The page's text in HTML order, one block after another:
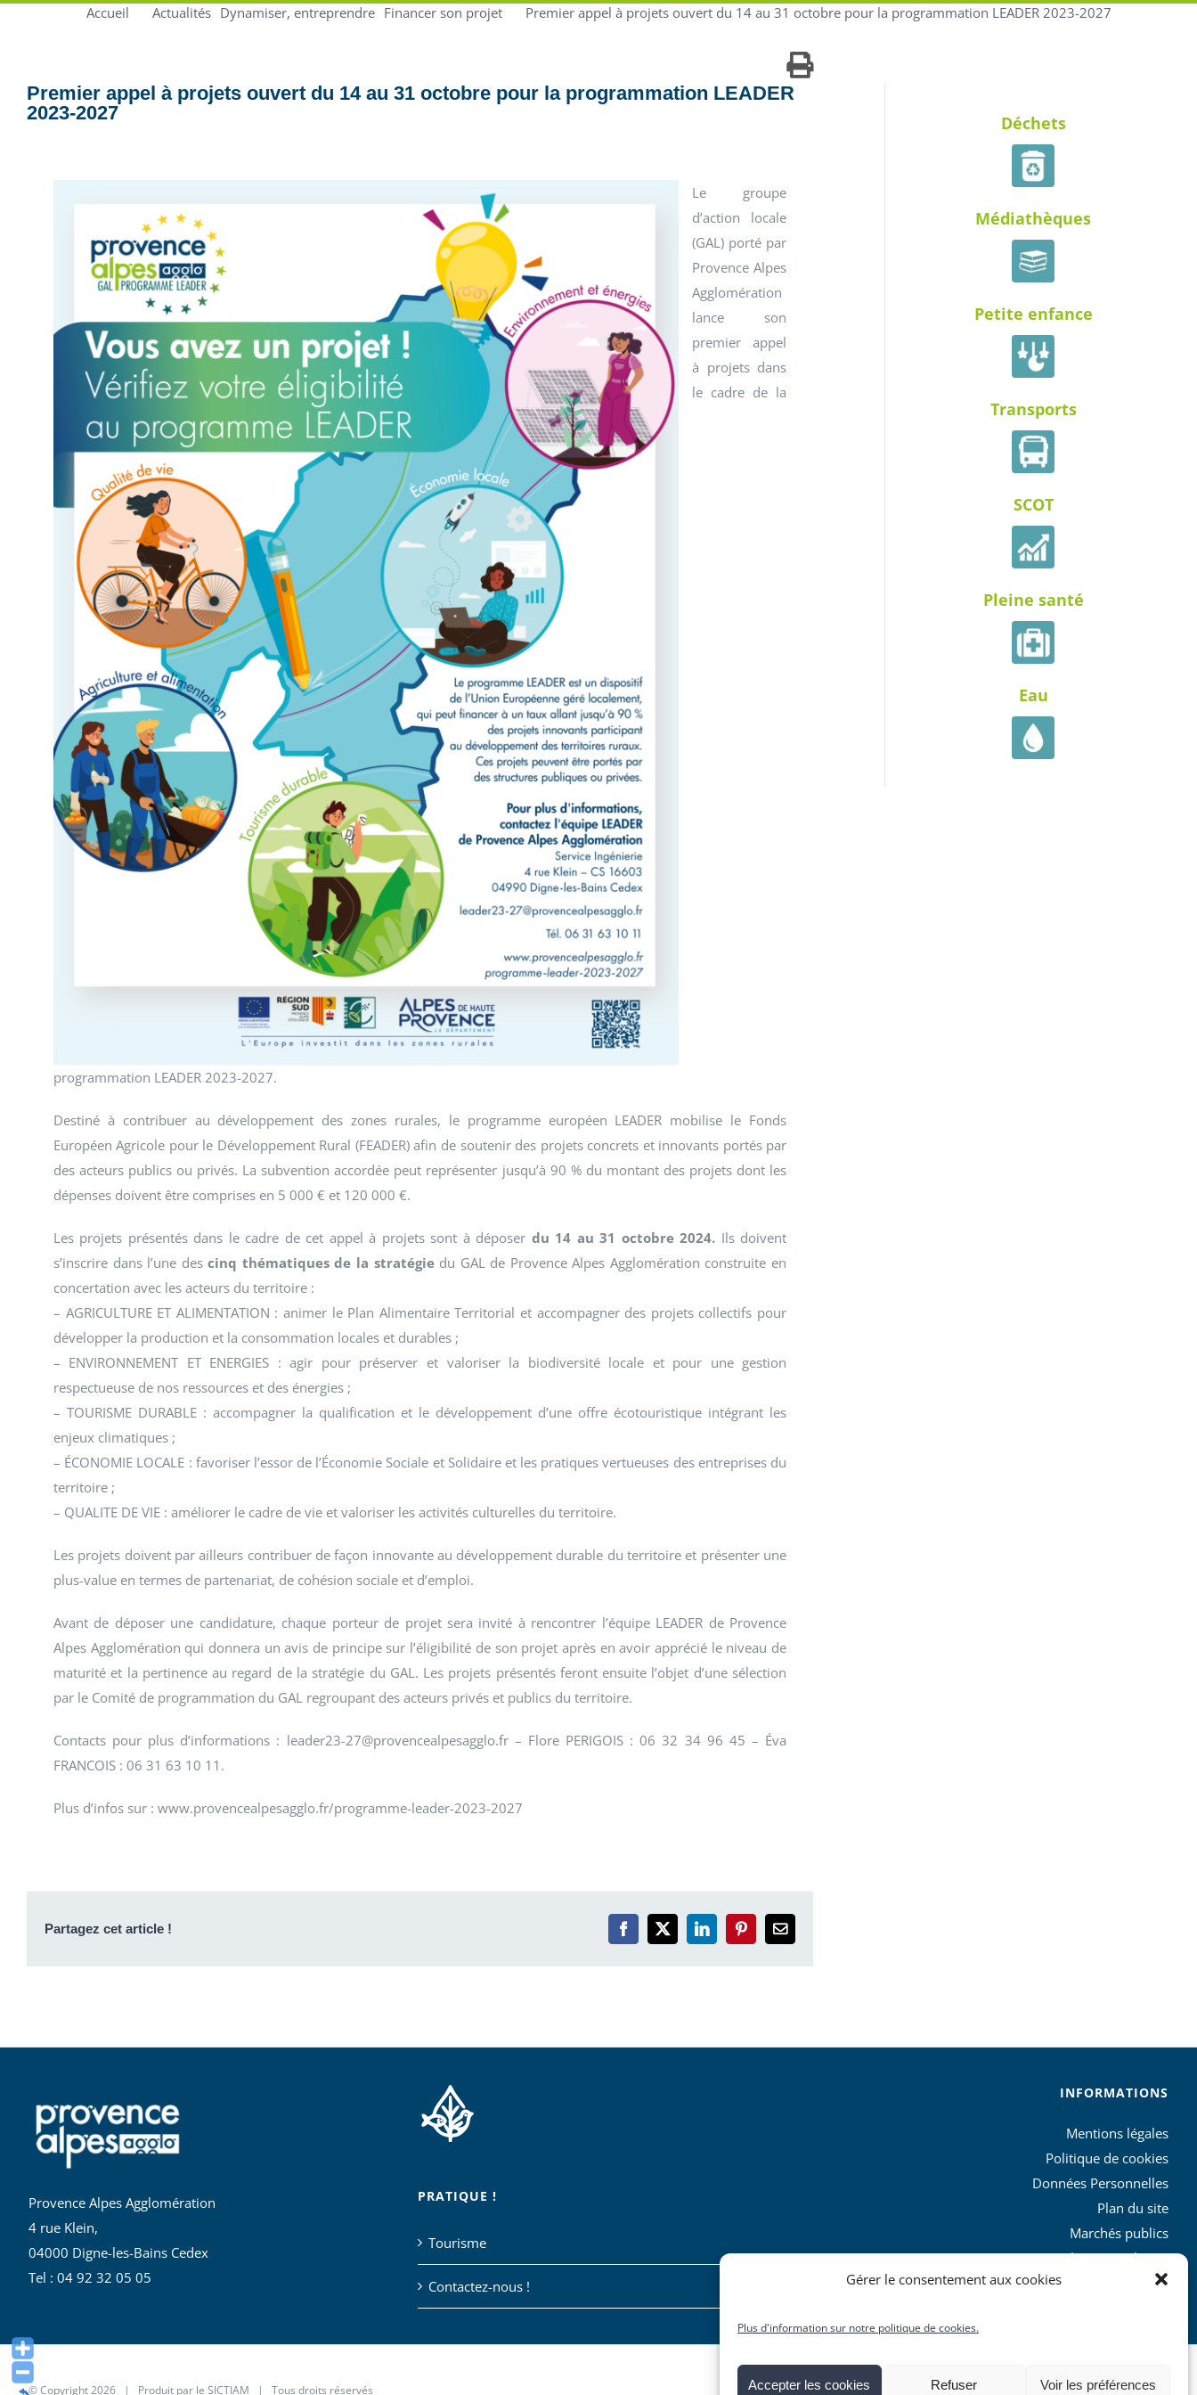
Gérer le consentement aux cookies
Plus d'information sur notre politique de cookies.
Accepter les cookies Refuser Voir les préférences
Accueil Actualités Dynamiser, entreprendre Financer son projet Premier appel à projets ouvert du 14 au 31 octobre pour la programmation LEADER 2023-2027
Premier appel à projets ouvert du 14 au 31 octobre pour la programmation LEADER
2023-2027
Le groupe
d’action locale
(GAL) porté par
Provence Alpes
Agglomération
lance son
premier appel
à projets dans
le cadre de la
programmation LEADER 2023-2027.
Destiné à contribuer au développement des zones rurales, le programme européen LEADER mobilise le Fonds
Européen Agricole pour le Développement Rural (FEADER) afin de soutenir des projets concrets et innovants portés par
des acteurs publics ou privés. La subvention accordée peut représenter jusqu’à 90 % du montant des projets dont les
dépenses doivent être comprises en 5 000 € et 120 000 €.
Les projets présentés dans le cadre de cet appel à projets sont à déposer du 14 au 31 octobre 2024. Ils doivent
s’inscrire dans l’une descinq thématiques de la stratégiedu GAL de Provence Alpes Agglomération construite en
concertation avec les acteurs du territoire :
– AGRICULTURE ET ALIMENTATION : animer le Plan Alimentaire Territorial et accompagner des projets collectifs pour
développer la production et la consommation locales et durables ;
– ENVIRONNEMENT ET ENERGIES : agir pour préserver et valoriser la biodiversité locale et pour une gestion
respectueuse de nos ressources et des énergies ;
– TOURISME DURABLE : accompagner la qualification et le développement d’une offre écotouristique intégrant les
enjeux climatiques ;
– ÉCONOMIE LOCALE : favoriser l’essor de l’Économie Sociale et Solidaire et les pratiques vertueuses des entreprises du
territoire ;
– QUALITE DE VIE : améliorer le cadre de vie et valoriser les activités culturelles du territoire.
Les projets doivent par ailleurs contribuer de façon innovante au développement durable du territoire et présenter une
plus-value en termes de partenariat, de cohésion sociale et d’emploi.
Avant de déposer une candidature, chaque porteur de projet sera invité à rencontrer l’équipe LEADER de Provence
Alpes Agglomération qui donnera un avis de principe sur l’éligibilité de son projet après en avoir apprécié le niveau de
maturité et la pertinence au regard de la stratégie du GAL. Les projets présentés feront ensuite l’objet d’une sélection
par le Comité de programmation du GAL regroupant des acteurs privés et publics du territoire.
Contacts pour plus d’informations : leader23-27@provencealpesagglo.fr – Flore PERIGOIS : 06 32 34 96 45 – Éva
FRANCOIS : 06 31 63 10 11.
Plus d’infos sur : www.provencealpesagglo.fr/programme-leader-2023-2027
Partagez cet article ! Facebook
X LinkedInPinterestEmail
Déchets
Médiathèques
Petite enfance
Transports
SCOT
Pleine santé
Eau
Provence Alpes Agglomération
4 rue Klein,
04000 Digne-les-Bains Cedex
Tel : 04 92 32 05 05
PRATIQUE !
Tourisme
Contactez-nous !
INFORMATIONS
Mentions légales
Politique de cookies
Données Personnelles
Plan du site
Marchés publics
Charte graphique
L’agglo recrute
© Copyright2026 | Produit par le SICTIAM | Tous droits réservés